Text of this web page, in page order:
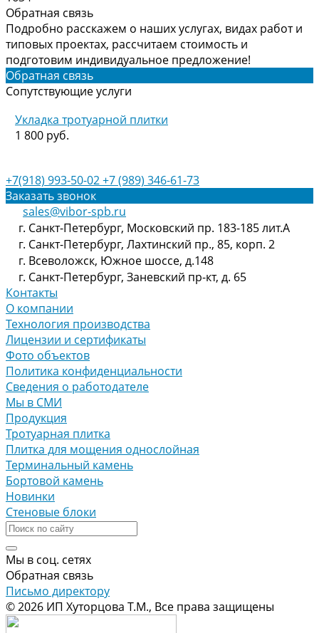
Обратная связь
Подробно расскажем о наших услугах, видах работ и
типовых проектах, рассчитаем стоимость и
подготовим индивидуальное предложение!
Обратная связь
Сопутствующие услуги
Укладка тротуарной плитки
1 800 руб.
+7(918) 993-50-02+7 (989) 346-61-73
Заказать звонок
sales@vibor-spb.ru
г. Санкт-Петербург, Московский пр. 183-185 лит.А
г. Санкт-Петербург, Лахтинский пр., 85, корп. 2
г. Всеволожск, Южное шоссе, д.148
г. Санкт-Петербург, Заневский пр-кт, д. 65
Контакты
О компании
Технология производства
Лицензии и сертификаты
Фото объектов
Политика конфиденциальности
Сведения о работодателе
Мы в СМИ
Продукция
Тротуарная плитка
Плитка для мощения однослойная
Терминальный камень
Бортовой камень
Новинки
Стеновые блоки
Мы в соц. сетях
Обратная связь
Письмо директору
© 2026 ИП Хуторцова Т.М., Все права защищены